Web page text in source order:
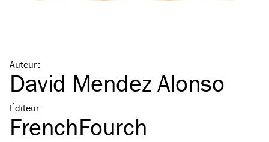
Auteur:
David Mendez Alonso
Éditeur:
FrenchFourch